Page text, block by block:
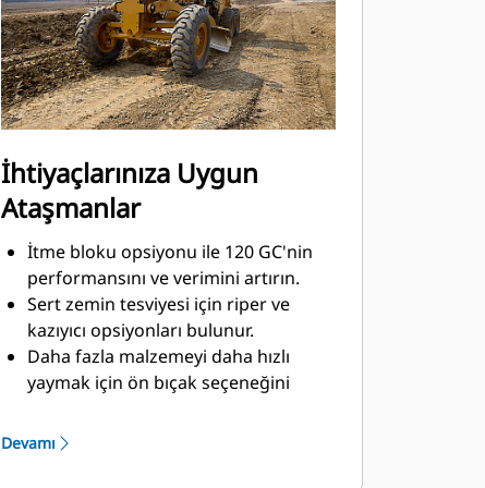
pinyon onarım sayısını azaltın.
İhtiyaçlarınıza Uygun
Ataşmanlar
İtme bloku opsiyonu ile 120 GC'nin
performansını ve verimini artırın.
Sert zemin tesviyesi için riper ve
kazıyıcı opsiyonları bulunur.
Daha fazla malzemeyi daha hızlı
yaymak için ön bıçak seçeneğini
Opsiyonel römork çekme topuzu,
Devamı